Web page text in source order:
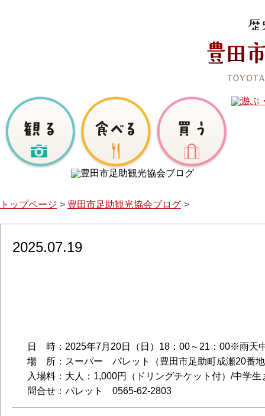
トップページ 豊田市足助観光協会ブログ
2025.07.19
日 時：2025年7月20日（日）18：00～21：00※雨天
場 所：スーパー パレット（豊田市足助町成瀬20番
入場料：大人：1,000円（ドリングチケット付）/中学
問合せ：パレット 0565-62-2803